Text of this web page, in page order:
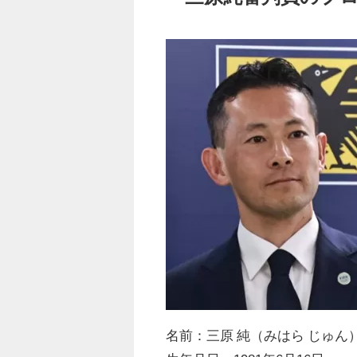
名前：三原 純（みはら じゅん